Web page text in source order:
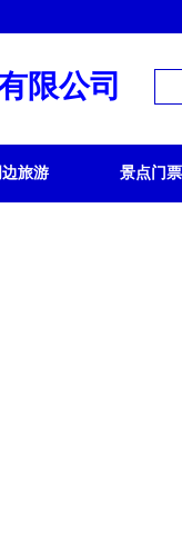
限公司
边旅游 景点门票